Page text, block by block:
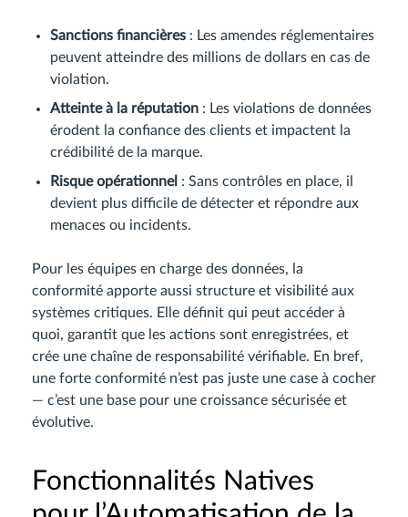
Sanctions financières : Les amendes réglementaires
peuvent atteindre des millions de dollars en cas de
violation.
Atteinte à la réputation : Les violations de données
érodent la confiance des clients et impactent la
crédibilité de la marque.
Risque opérationnel : Sans contrôles en place, il
devient plus difficile de détecter et répondre aux
menaces ou incidents.
Pour les équipes en charge des données, la
conformité apporte aussi structure et visibilité aux
systèmes critiques. Elle définit qui peut accéder à
quoi, garantit que les actions sont enregistrées, et
crée une chaîne de responsabilité vérifiable. En bref,
une forte conformité n’est pas juste une case à cocher
— c’est une base pour une croissance sécurisée et
évolutive.
Fonctionnalités Natives